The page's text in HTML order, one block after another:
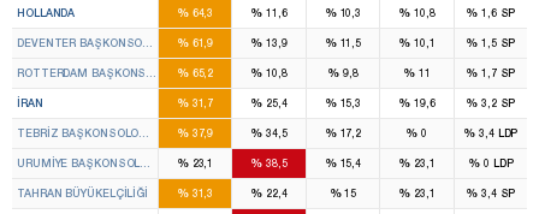
HOLLANDA %64,3 % 11,6 %10,3 % 10,8 % 1,6 SP
DEVENTER BAŞKONSOLOSLUĞU
%61,9 % 13,9 %11,5 % 10,1 % 1,5 SP
ROTTERDAM BAŞKONSOLOSLUĞU
%65,2 % 10,8 % 9,8 %11 % 1,7 SP
İRAN %31,7 % 25,4 %15,3 % 19,6 % 3,2 SP
TEBRIZ BAŞKONSOLOSLUĞU %37,9 % 34,5 %17,2 % 0 % 3,4 LDP
URUMIYE BAŞKONSOLOSLUĞU
%23,1 % 38,5 %15,4 % 23,1 % 0 LDP
TAHRAN BÜYÜKELÇILIĞI %31,3 % 22,4 %15 % 23,1 % 3,4 SP